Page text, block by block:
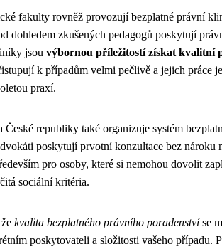
fakulty rovněž provozují bezplatné právní
dohledem zkušených pedagogů poskytují
jsou výbornou příležitostí získat kvalitní
k případům velmi pečlivě a jejich práce
praxí.
republiky také organizuje systém
poskytují prvotní konzultace bez nároku
pro osoby, které si nemohou dovolit
sociální kritéria.
kvalita bezplatného právního poradenstvíse
poskytovateli a složitosti vašeho případu.